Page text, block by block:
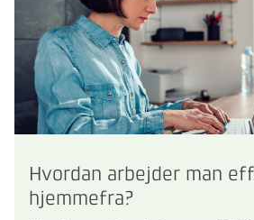
Hvordan arbejder man
hjemmefra?